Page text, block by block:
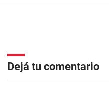
Dejá tu comentario